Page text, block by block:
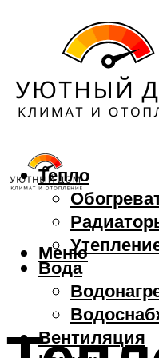
Тепло
Вода
Вентиляция
Меню